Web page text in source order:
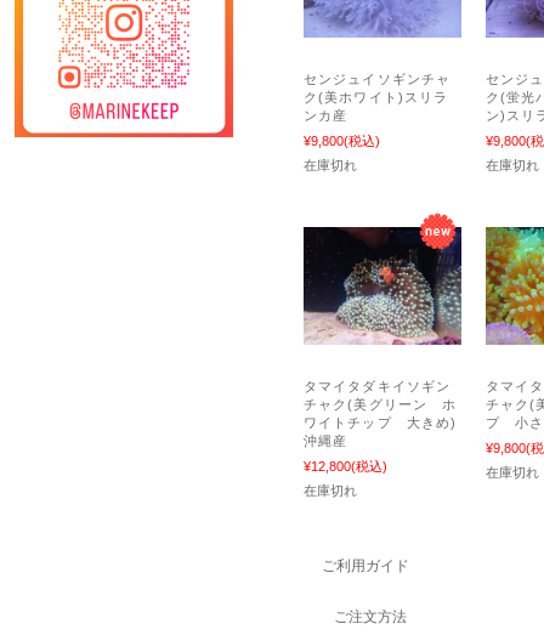
センジュイソギンチャ
ク(美ホワイト)スリラ
ンカ産
¥9,800(税込)
在庫切れ
センジ
ク(蛍光
ン)スリ
¥9,800(
在庫切れ
タマイタダキイソギン
チャク(美グリーン ホ
ワイトチップ 大きめ)
沖縄産
¥12,800(税込)
在庫切れ
タマイ
チャク(
プ 小さ
¥9,800(
在庫切れ
ご利用ガイド
ご注文方法